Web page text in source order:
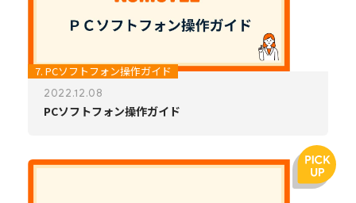
7. PCソフトフォン操作ガイド
2022.12.08
PCソフトフォン操作ガイド